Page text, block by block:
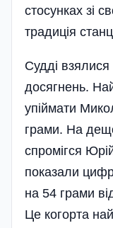
стосунках зі
традиція
Судді
досягнень.
упіймати
грами. На
спромігся
показали
на 54 грами
Це когорта